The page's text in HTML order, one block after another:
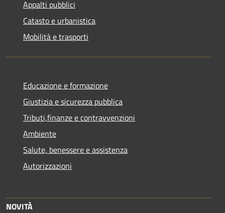
Appalti pubblici
Catasto e urbanistica
Mobilità e trasporti
Educazione e formazione
Giustizia e sicurezza pubblica
Tributi,finanze e contravvenzioni
Ambiente
Salute, benessere e assistenza
Autorizzazioni
NOVITÀ